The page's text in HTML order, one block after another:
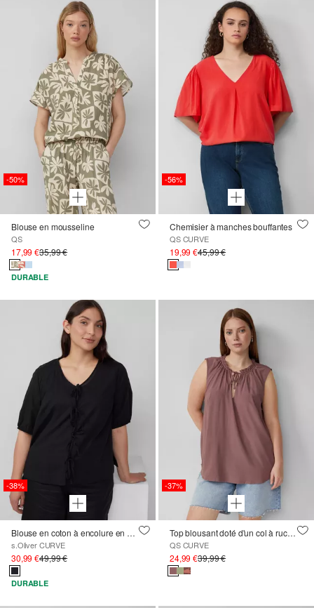
-50%
Blouse en mousseline
QS
17,99 €35,99 €
DURABLE
-56%
Chemisier à manches bouffantes
QS CURVE
19,99 €45,99 €
-38%
Blouse en coton à encolure en V et manches bouffantes
s.Oliver CURVE
30,99 €49,99 €
DURABLE
-37%
Top blousant doté d'un col à ruches
QS CURVE
24,99 €39,99 €